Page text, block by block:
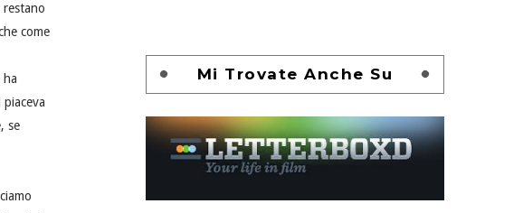
restano
come
ha
se
Mi Trovate Anche Su